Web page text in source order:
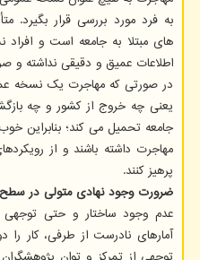
به فرد مورد بررسی قرار بگیرد.
های مبتلا به جامعه است و
اطلاعات عمیق و دقیقی نداشته و
در صورتی که مهاجرت یک نسخه
یعنی چه خروج از کشور و چه
جامعه تحمیل می کند؛ بنابراین
مهاجرت داشته باشند و از
پرهیز کنند.
ضرورت وجود نهادی متولی در
عدم وجود ساختار و حتی
آمارهای نادرست از طرفی، کار